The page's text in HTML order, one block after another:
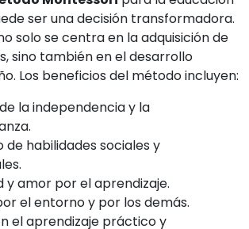
ser una decisión transformadora.
solo se centra en la adquisición de
sino también en el desarrollo
Los beneficios del método incluyen:
la independencia y la
de habilidades sociales y
y amor por el aprendizaje.
el entorno y por los demás.
el aprendizaje práctico y